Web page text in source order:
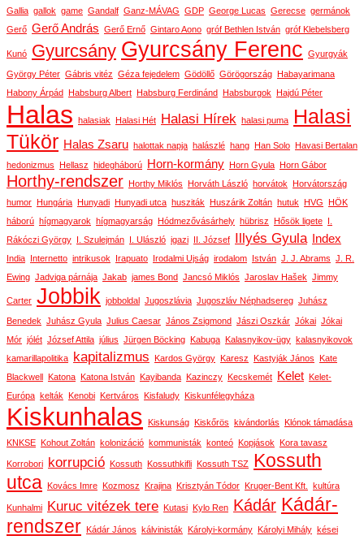
Gallia gallok game Gandalf Ganz-MÁVAG GDP George Lucas Gerecse germánok
Gerő Gerő András Gerő Ernő Gintaro Aono gróf Bethlen István gróf Klebelsberg
Kunó Gyurcsány Gyurcsány Ferenc Gyurgyák
György Péter Gábris vitéz Géza fejedelem Gödöllő Görögország Habayarimana
Habony Árpád Habsburg Albert Habsburg Ferdinánd Habsburgok Hajdú Péter
Halas halasiak Halasi Hét Halasi Hírek halasi puma
Halasi
Tükör Halas Zsaru halottak napja halászlé hang Han Solo Havasi Bertalan
hedonizmus Hellasz hidegháború Horn-kormány Horn Gyula Horn Gábor
Horthy-rendszer Horthy Miklós Horváth László horvátok Horvátország
humor Hungária Hunyadi Hunyadi utca husziták Huszárik Zoltán hutuk HVG HÖK
háború hígmagyarok hígmagyarság Hódmezővásárhely hübrisz Hősök ligete I.
Rákóczi György I. Szulejmán I. Ulászló igazi II. József Illyés Gyula Index
India Internetto intrikusok Irapuato Irodalmi Ujság irodalom István J. J. Abrams J. R.
Ewing Jadviga párnája Jakab james Bond Jancsó Miklós Jaroslav Hašek Jimmy
Carter Jobbik jobboldal Jugoszlávia Jugoszláv Néphadsereg Juhász
Benedek Juhász Gyula Julius Caesar János Zsigmond Jászi Oszkár Jókai Jókai
Mór jólét József Attila július Jürgen Böcking Kabuga Kalasnyikov-ügy kalasnyikovok
kamarillapolitika kapitalizmus Kardos György Karesz Kastyják János Kate
Blackwell Katona Katona István Kayibanda Kazinczy Kecskemét Kelet Kelet-
Európa kelták Kenobi Kertváros Kisfaludy Kiskunfélegyháza
Kiskunhalas Kiskunság Kiskőrös kivándorlás Klónok támadása
KNKSE Kohout Zoltán kolonizáció kommunisták konteó Kopjások Kora tavasz
Korrobori korrupció Kossuth Kossuthkifli Kossuth TSZ Kossuth
utca Kovács Imre Kozmosz Krajina Krisztyán Tódor Kruger-Bent Kft. kultúra
Kunhalmi Kuruc vitézek tere Kutasi Kylo Ren Kádár Kádár-
rendszer Kádár János kálvinisták Károlyi-kormány Károlyi Mihály kései